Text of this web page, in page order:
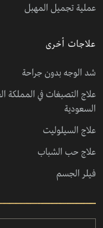
عملية تجميل المهبل
علاجات أخرى
شد الوجه بدون جراحة
علاج التصبغات في المملكة
السعودية
علاج السيلوليت
علاج حب الشباب
فيلر الجسم